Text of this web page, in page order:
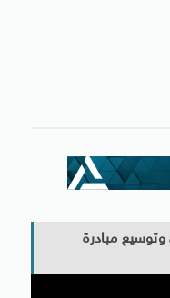
وتوسيع مبادرة